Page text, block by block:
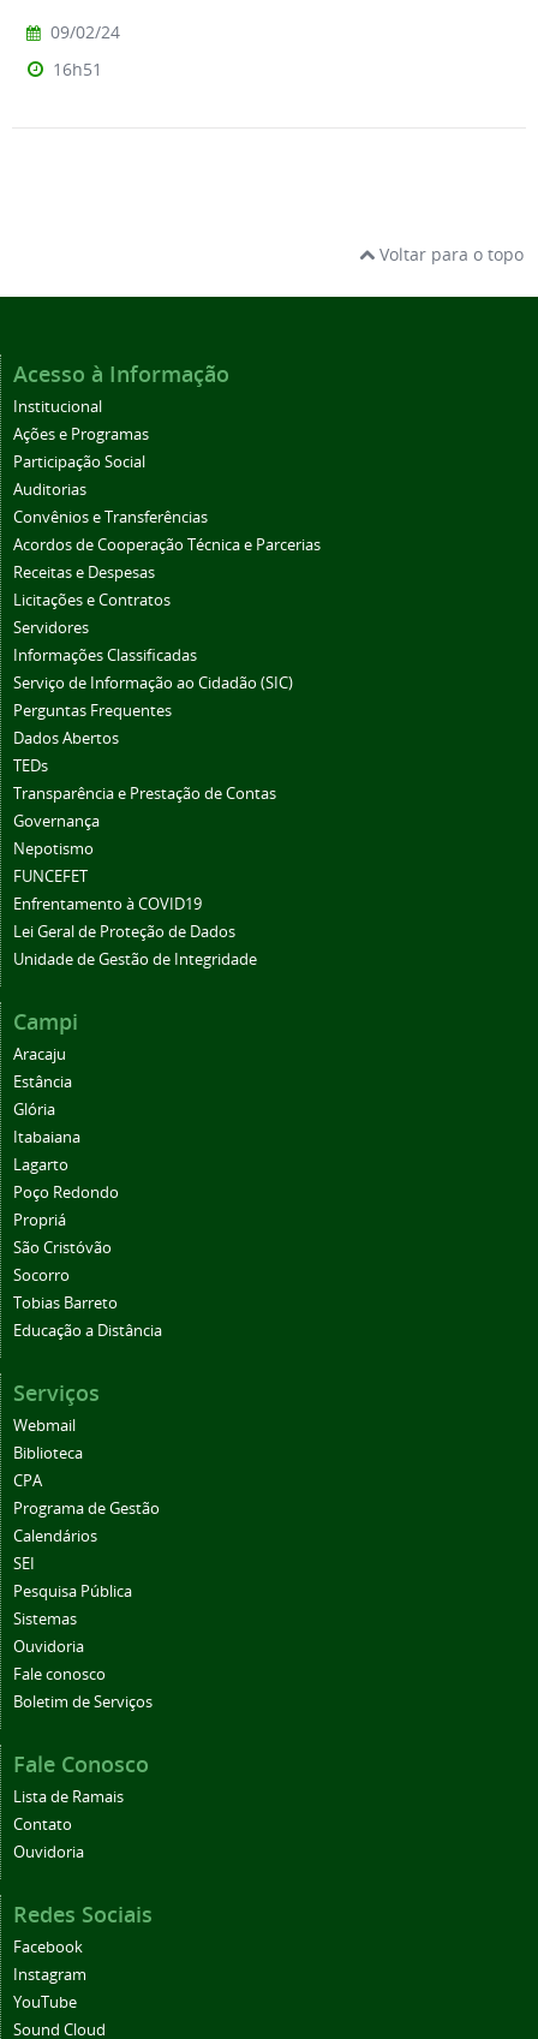
09/02/24
16h51
Voltar para o topo
Acesso à Informação
Institucional
Ações e Programas
Participação Social
Auditorias
Convênios e Transferências
Acordos de Cooperação Técnica e Parcerias
Receitas e Despesas
Licitações e Contratos
Servidores
Informações Classificadas
Serviço de Informação ao Cidadão (SIC)
Perguntas Frequentes
Dados Abertos
TEDs
Transparência e Prestação de Contas
Governança
Nepotismo
FUNCEFET
Enfrentamento à COVID19
Lei Geral de Proteção de Dados
Unidade de Gestão de Integridade
Campi
Aracaju
Estância
Glória
Itabaiana
Lagarto
Poço Redondo
Propriá
São Cristóvão
Socorro
Tobias Barreto
Educação a Distância
Serviços
Webmail
Biblioteca
CPA
Programa de Gestão
Calendários
SEI
Pesquisa Pública
Sistemas
Ouvidoria
Fale conosco
Boletim de Serviços
Fale Conosco
Lista de Ramais
Contato
Ouvidoria
Redes Sociais
Facebook
Instagram
YouTube
Sound Cloud